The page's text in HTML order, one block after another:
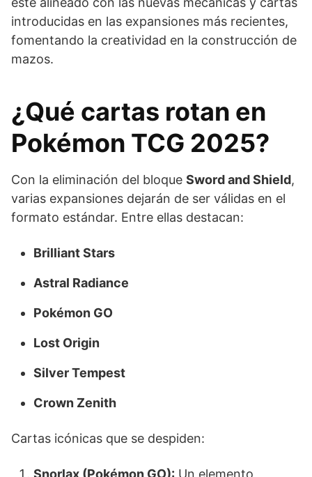
introducidas en las expansiones más recientes,
fomentando la creatividad en la construcción de
mazos.
¿Qué cartas rotan en
Pokémon TCG 2025?
Con la eliminación del bloque Sword and Shield,
varias expansiones dejarán de ser válidas en el
formato estándar. Entre ellas destacan:
Brilliant Stars
Astral Radiance
Pokémon GO
Lost Origin
Silver Tempest
Crown Zenith
Cartas icónicas que se despiden:
Snorlax (Pokémon GO): Un elemento